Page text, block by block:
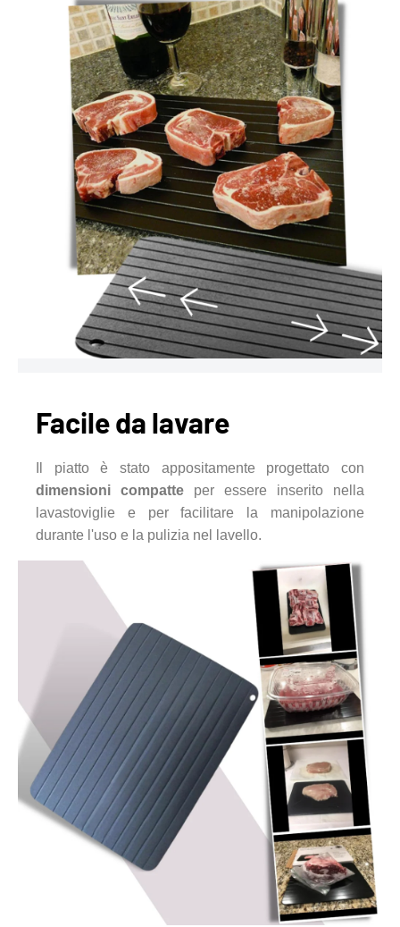
Facile da lavare
Il piatto è stato appositamente progettato con
dimensioni compatte per essere inserito nella
lavastoviglie e per facilitare la manipolazione
durante l'uso e la pulizia nel lavello.